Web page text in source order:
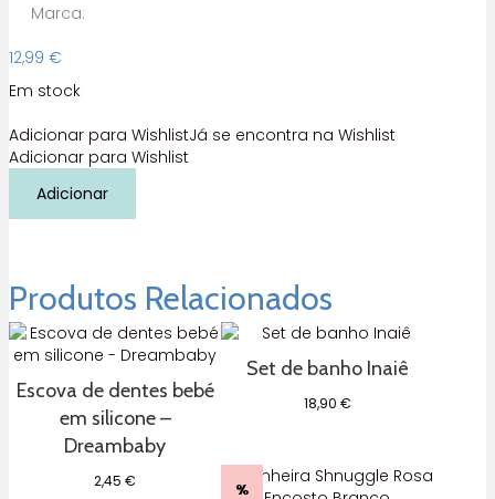
Marca:
12,99 €
Em stock
Adicionar para WishlistJá se encontra na Wishlist
Adicionar para Wishlist
Bacio
Ok
Baby
Adicionar
Produtos Relacionados
Escova de dentes bebé
em silicone –
Dreambaby
2,45€
Set de banho Inaiê
18,90 €
%